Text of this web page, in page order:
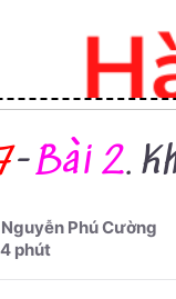
-Bài 2.
Phú Cường
phút